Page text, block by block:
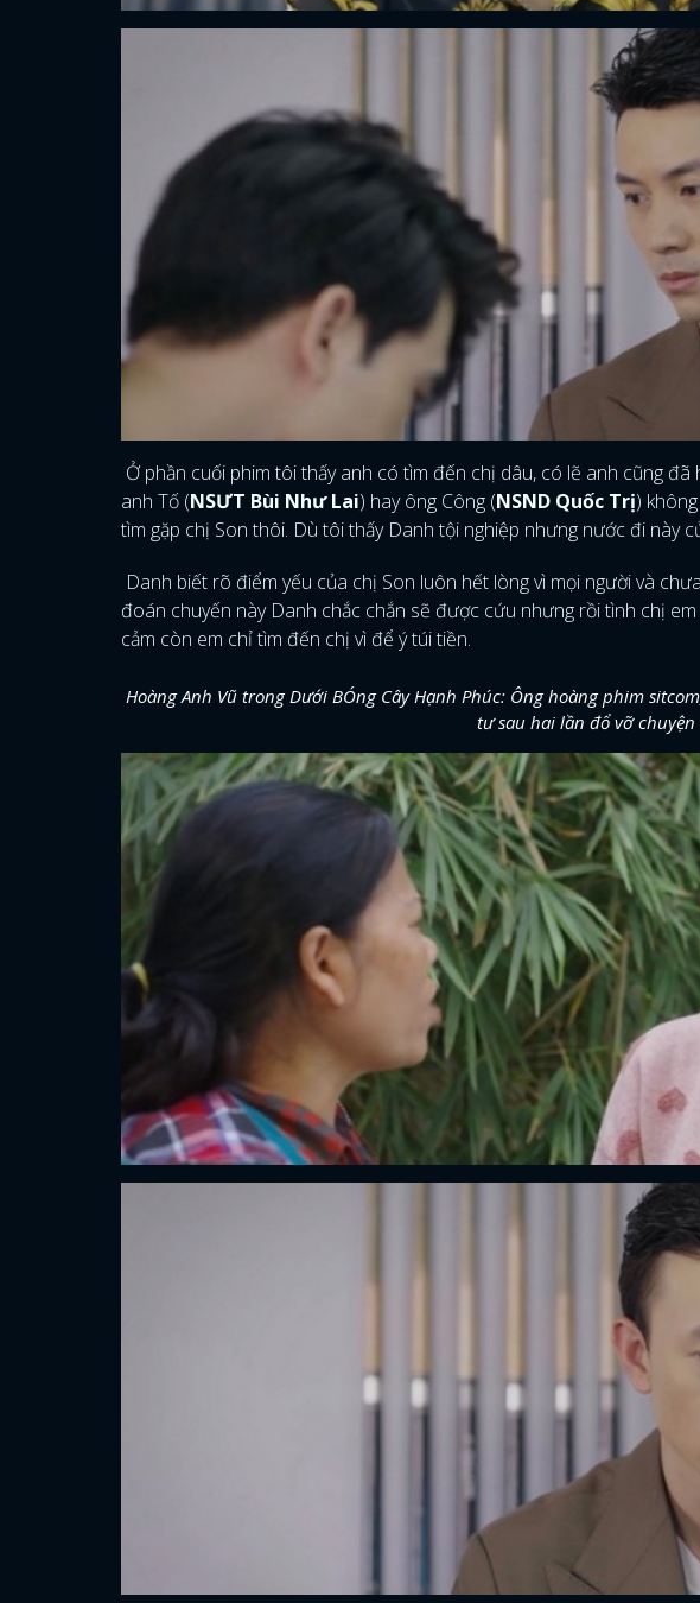
Ở phần cuối phim tôi thấy anh có tìm đến chị dâu, có lẽ anh cũng
anh Tố (NSƯT Bùi Như Lai) hay ông Công (NSND Quốc Trị)
tìm gặp chị Son thôi. Dù tôi thấy Danh tội nghiệp nhưng nước đi này
Danh biết rõ điểm yếu của chị Son luôn hết lòng vì mọi người và
đoán chuyến này Danh chắc chắn sẽ được cứu nhưng rồi tình chị
cảm còn em chỉ tìm đến chị vì để ý túi tiền.
Hoàng Anh Vũ trong Dưới BÓng Cây Hạnh Phúc: Ông hoàng phim
tư sau hai lần đổ vỡ